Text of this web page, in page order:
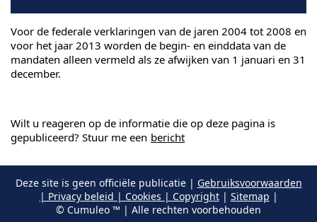
Voor de federale verklaringen van de jaren 2004 tot 2008 en
voor het jaar 2013 worden de begin- en einddata van de
mandaten alleen vermeld als ze afwijken van 1 januari en 31
december.
Wilt u reageren op de informatie die op deze pagina is
gepubliceerd? Stuur me een bericht
Deze site is geen officiële publicatie | Gebruiksvoorwaarden
| Privacy beleid | Cookies | Copyright| Sitemap |
© Cumuleo ™ | Alle rechten voorbehouden